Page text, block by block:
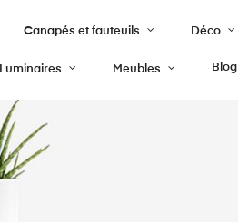
Canapés et fauteuils Déco
Luminaires Meubles Blog